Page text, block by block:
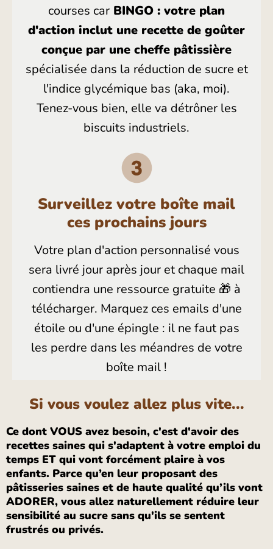
courses car BINGO : votre plan
d'action inclut une recette de goûter
conçue par une cheffe pâtissière
spécialisée dans la réduction de sucre et
l'indice glycémique bas (aka, moi).
Tenez-vous bien, elle va détrôner les
biscuits industriels.
Surveillez votre boîte mail
ces prochains jours
Votre plan d'action personnalisé vous
sera livré jour après jour et chaque mail
contiendra une ressource gratuite 🎁 à
télécharger. Marquez ces emails d'une
étoile ou d'une épingle : il ne faut pas
les perdre dans les méandres de votre
boîte mail !
Si vous voulez allez plus vite...
Ce dont VOUS avez besoin, c'est d'avoir des
recettes saines qui s'adaptent à votre emploi du
temps ET qui vont forcément plaire à vos
enfants. Parce qu’en leur proposant des
pâtisseries saines et de haute qualité qu’ils vont
ADORER, vous allez naturellement réduire leur
sensibilité au sucre sans qu'ils se sentent
frustrés ou privés.